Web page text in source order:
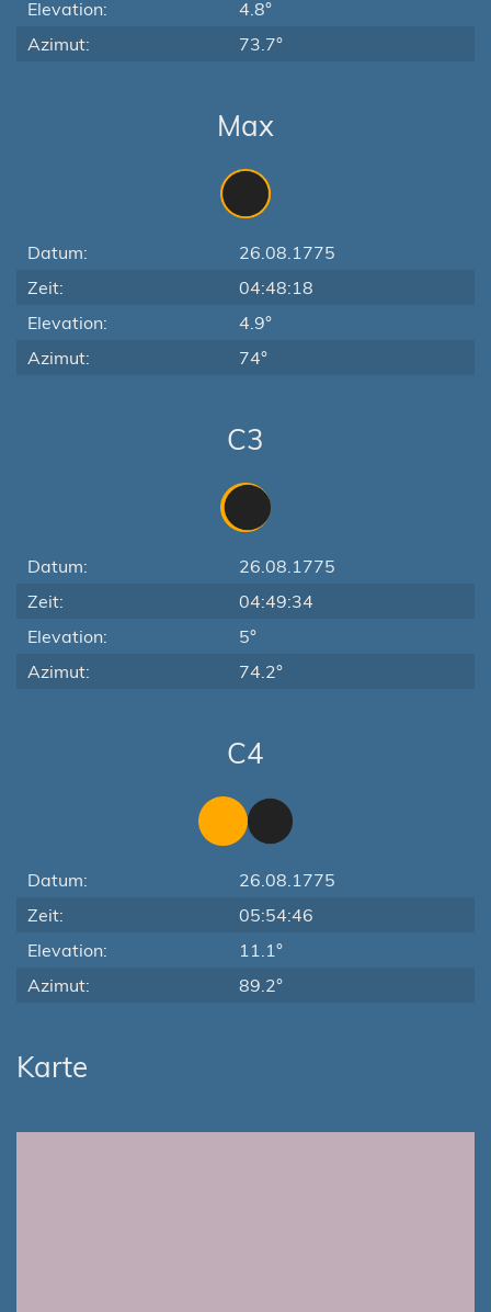
Elevation:
4.8°
Azimut:
73.7°
Max
Datum:
26.08.1775
Zeit:
04:48:18
Elevation:
4.9°
Azimut:
74°
C3
Datum:
26.08.1775
Zeit:
04:49:34
Elevation:
5°
Azimut:
74.2°
C4
Datum:
26.08.1775
Zeit:
05:54:46
Elevation:
11.1°
Azimut:
89.2°
Karte